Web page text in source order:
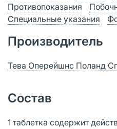
Противопоказания
Специальные указания
Производитель
Тева Оперейшнс Поланд
Состав
1 таблетка содержит